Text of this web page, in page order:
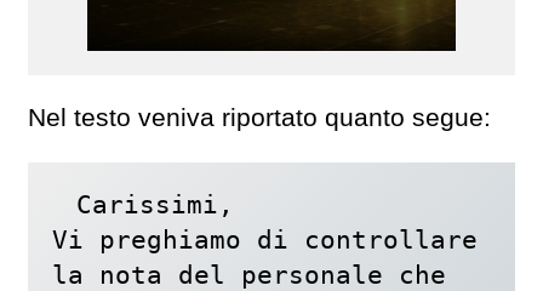
Nel testo veniva riportato quanto segue:
Carissimi,
Vi preghiamo di controllare
la nota del personale che